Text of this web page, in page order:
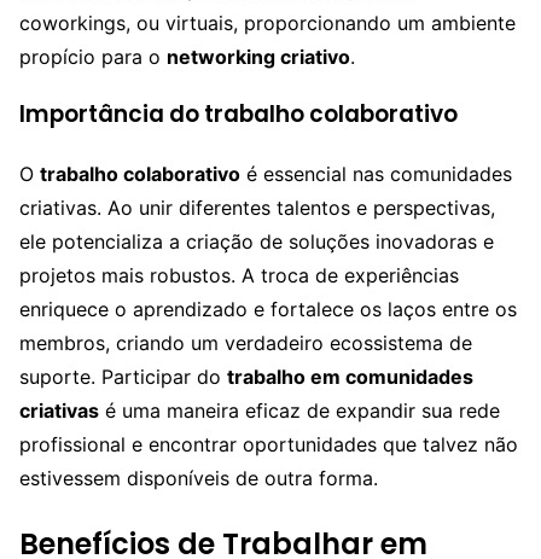
coworkings, ou virtuais, proporcionando um ambiente
propício para o networking criativo.
Importância do trabalho colaborativo
O trabalho colaborativo é essencial nas comunidades
criativas. Ao unir diferentes talentos e perspectivas,
ele potencializa a criação de soluções inovadoras e
projetos mais robustos. A troca de experiências
enriquece o aprendizado e fortalece os laços entre os
membros, criando um verdadeiro ecossistema de
suporte. Participar do trabalho em comunidades
criativas é uma maneira eficaz de expandir sua rede
profissional e encontrar oportunidades que talvez não
estivessem disponíveis de outra forma.
Benefícios de Trabalhar em